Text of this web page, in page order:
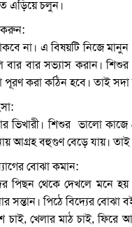
এড়িয়ে চলুন।
করুন:
না। এ বিষয়টি নিজে
বার বার সভ্যাস করান।
পূরণ করা কঠিন হবে। তাই
ভিখারী। শিশুর ভালো
আগ্রহ বহুগুণ বেড়ে যায়। তাই
বোঝা কমান:
পিছন থেকে দেখলে মনে হয়
সন্তান। পিঠে বিদ্যের
খেলার মাঠ চাই, ফিরে